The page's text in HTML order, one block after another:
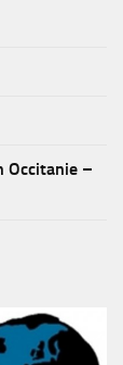
Occitanie –